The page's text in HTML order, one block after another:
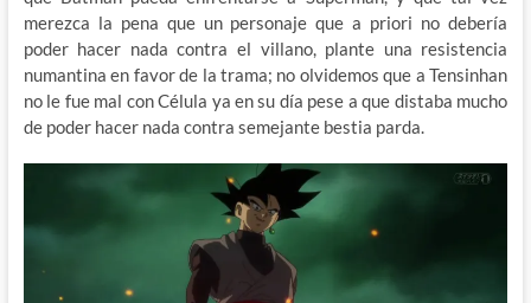
merezca la pena que un personaje que a priori no debería
poder hacer nada contra el villano, plante una resistencia
numantina en favor de la trama; no olvidemos que a Tensinhan
no le fue mal con Célula ya en su día pese a que distaba mucho
de poder hacer nada contra semejante bestia parda.